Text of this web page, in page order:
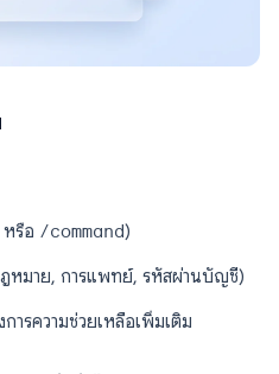
หรือ /command)
หมาย, การแพทย์, รหัสผ่านบัญชี)
รความช่วยเหลือเพิ่มเติม